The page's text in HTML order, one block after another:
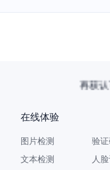
再获
在线体验
图片检测
文本检测
验
人